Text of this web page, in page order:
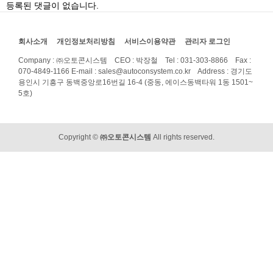
등록된 댓글이 없습니다.
회사소개 개인정보처리방침 서비스이용약관 관리자 로그인
Company : ㈜오토콘시스템 CEO : 박장철 Tel : 031-303-8866 Fax :
070-4849-1166 E-mail : sales@autoconsystem.co.kr Address : 경기도
용인시 기흥구 동백중앙로16번길 16-4 (중동, 에이스동백타워 1동 1501~
5호)
Copyright © ㈜오토콘시스템 All rights reserved.